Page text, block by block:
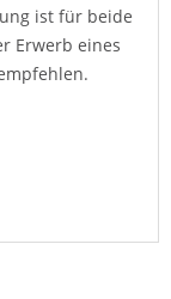
ist für beide
Erwerb eines